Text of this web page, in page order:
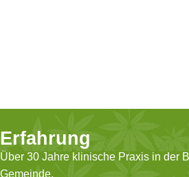
Erfahrung
Über 30 Jahre klinische Praxis in der
Gemeinde.